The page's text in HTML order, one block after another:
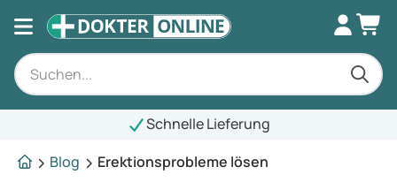
Schnelle Lieferung
Blog
Erektionsprobleme lösen